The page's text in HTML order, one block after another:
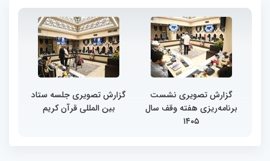
گزارش تصویری نشست
برنامه‌ریزی هفته وقف سال
۱۴۰۵
گزارش تصویری جلسه ستاد
بین المللی قرآن کریم